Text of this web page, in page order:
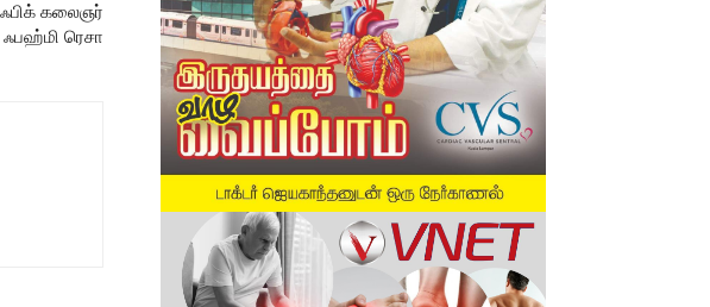
கலைஞர்
ஃபஹ்மி ரெசா